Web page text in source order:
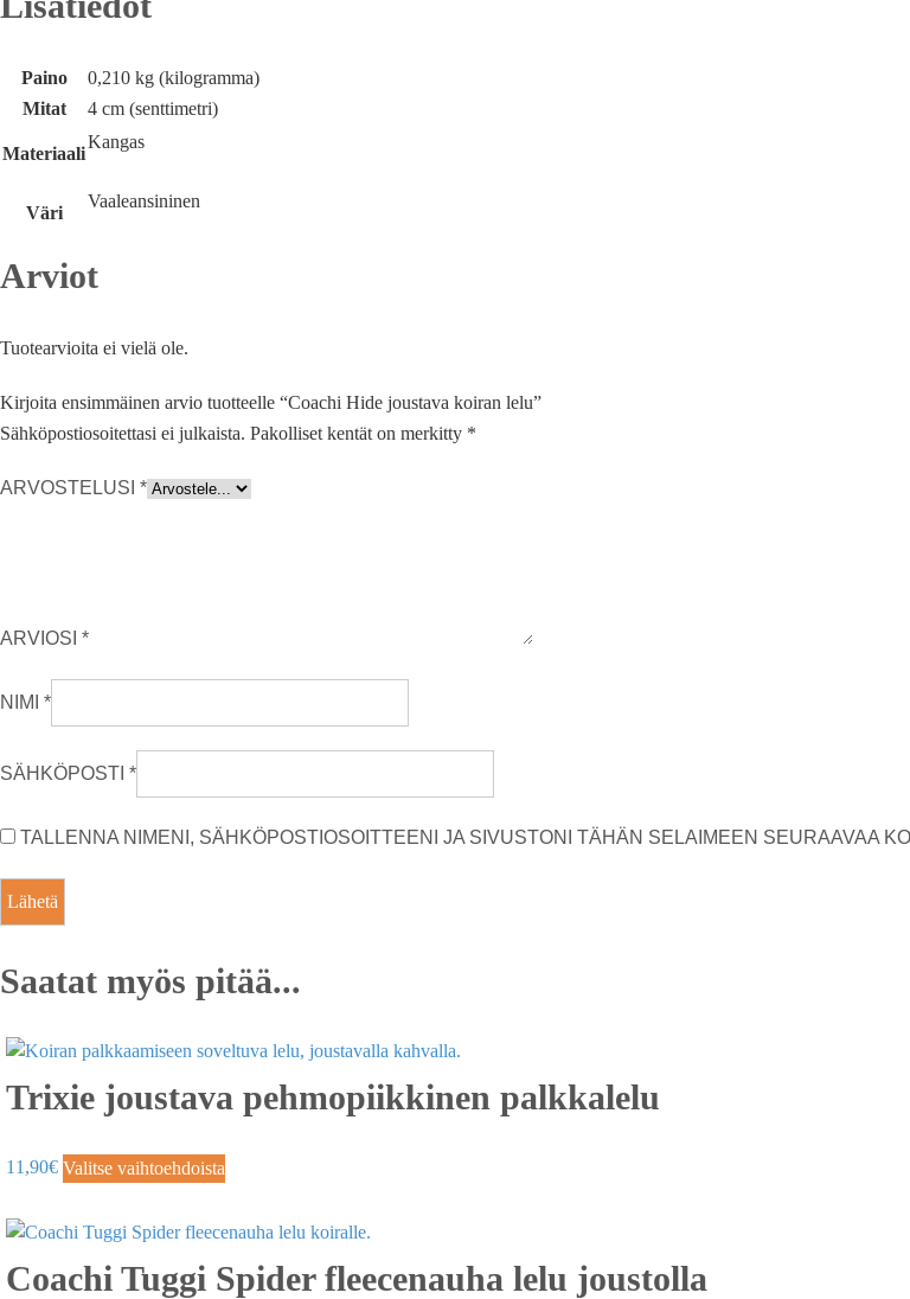
Paino
0,210 kg (kilogramma)
Mitat
4 cm (senttimetri)
Materiaali
Kangas
Väri
Vaaleansininen
Arviot
Tuotearvioita ei vielä ole.
Kirjoita ensimmäinen arvio tuotteelle “Coachi Hide joustava koiran lelu”
Sähköpostiosoitettasi ei julkaista. Pakolliset kentät on merkitty *
ARVOSTELUSI *
ARVIOSI *
NIMI *
SÄHKÖPOSTI *
TALLENNA NIMENI, SÄHKÖPOSTIOSOITTEENI JA SIVUSTONI TÄHÄN SELAIMEEN SEURAAVAA
Saatat myös pitää...
Trixie joustava pehmopiikkinen palkkalelu
11,90€ Valitse vaihtoehdoista
Coachi Tuggi Spider fleecenauha lelu joustolla